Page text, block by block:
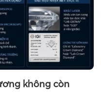
không còn